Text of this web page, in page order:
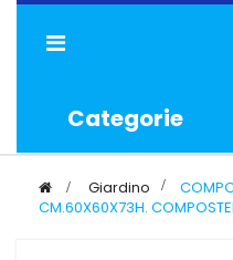
Categorie
Navigazione
> Giardino >
CM.60X60X73H.